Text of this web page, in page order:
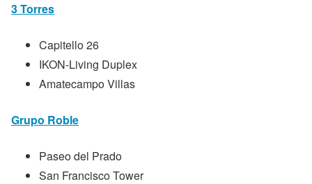
3 Torres
Capitello 26
IKON-Living Duplex
Amatecampo Villas
Grupo Roble
Paseo del Prado
San Francisco Tower